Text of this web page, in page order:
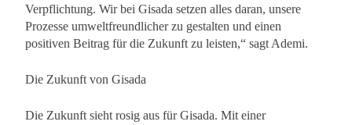
Verpflichtung. Wir bei Gisada setzen alles daran, unsere
Prozesse umweltfreundlicher zu gestalten und einen
positiven Beitrag für die Zukunft zu leisten,“ sagt Ademi.
Die Zukunft von Gisada
Die Zukunft sieht rosig aus für Gisada. Mit einer